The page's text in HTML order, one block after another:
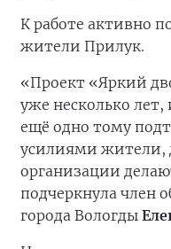
К работе активно
жители Прилук.
«Проект «Яркий
уже несколько лет,
ещё одно тому
усилиями жители,
организации
подчеркнула член
города Вологды